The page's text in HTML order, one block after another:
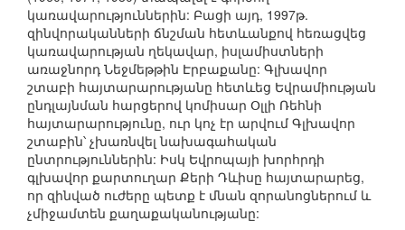
կառավարություններին: Բացի այդ, 1997թ.
զինվորականների ճնշման հետևանքով հեռացվեց
կառավարության ղեկավար, իսլամիստների
առաջնորդ Նեջմեթթին Էրբաքանը: Գլխավոր
շտաբի հայտարարությանը հետևեց Եվրամիության
ընդլայնման հարցերով կոմիսար Օլլի Ռեհնի
հայտարարությունը, ուր կոչ էր արվում Գլխավոր
շտաբին՝ չխառնվել նախագահական
ընտրություններին: Իսկ Եվրոպայի խորհրդի
գլխավոր քարտուղար Քերի Դևիսը հայտարարեց,
որ զինված ուժերը պետք է մնան զորանոցներում և
չմիջամտեն քաղաքականությանը: